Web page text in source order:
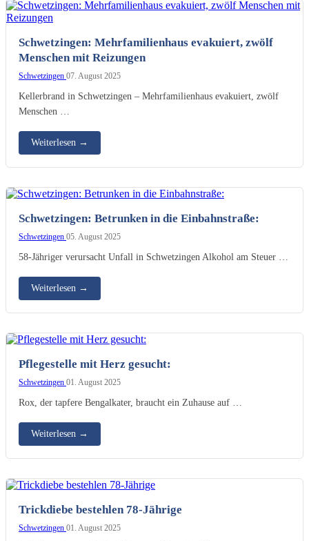
Schwetzingen: Mehrfamilienhaus evakuiert, zwölf
Menschen mit Reizungen
Schwetzingen 07. August 2025
Kellerbrand in Schwetzingen – Mehrfamilienhaus evakuiert, zwölf
Menschen …
Weiterlesen →
Schwetzingen: Betrunken in die Einbahnstraße:
Schwetzingen 05. August 2025
58-Jähriger verursacht Unfall in Schwetzingen Alkohol am Steuer …
Weiterlesen →
Pflegestelle mit Herz gesucht:
Schwetzingen 01. August 2025
Rox, der tapfere Bengalkater, braucht ein Zuhause auf …
Weiterlesen →
Trickdiebe bestehlen 78-Jährige
Schwetzingen 01. August 2025